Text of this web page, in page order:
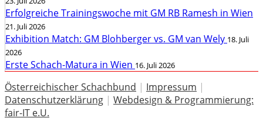
Erfolgreiche Trainingswoche mit GM RB Ramesh in Wien
21. Juli 2026
Exhibition Match: GM Blohberger vs. GM van Wely 18. Juli
2026
Erste Schach-Matura in Wien 16. Juli 2026
Österreichischer Schachbund | Impressum |
Datenschutzerklärung | Webdesign & Programmierung:
fair-IT e.U.